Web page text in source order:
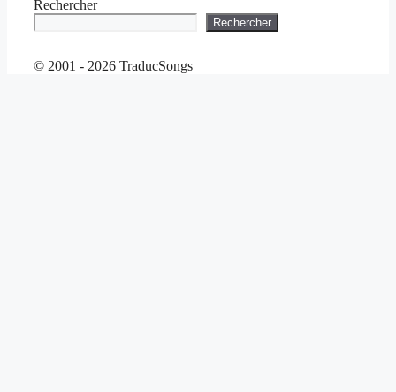
Rechercher
Rechercher
© 2001 - 2026 TraducSongs